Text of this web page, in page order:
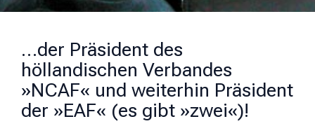
…der Präsident des
höllandischen Verbandes
»NCAF« und weiterhin Präsident
der »EAF« (es gibt »zwei«)!